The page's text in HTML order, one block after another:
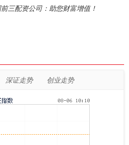
三配资公司：助您财富增值！
深证走势 创业走势